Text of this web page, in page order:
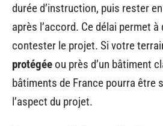
durée d’instruction, puis rester
après l’accord. Ce délai permet
contester le projet. Si votre
protégée ou près d’un bâtiment
bâtiments de France pourra être
l’aspect du projet.